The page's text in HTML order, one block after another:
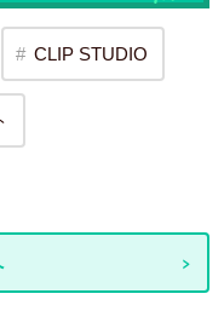
CLIP STUDIO